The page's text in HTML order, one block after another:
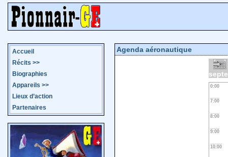
Accueil
Récits >>
Biographies
Appareils >>
Lieux d’action
Partenaires
Agenda aéronautique
0:00
7:00
8:00
9:00
10:00